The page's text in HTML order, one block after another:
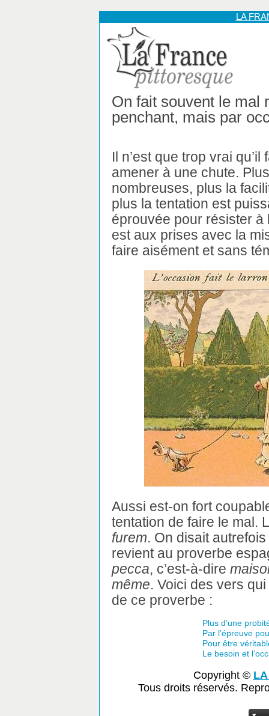
LA
On fait souvent le mal
penchant, mais par
Il n’est que trop vrai
amener à une chute.
nombreuses, plus la
plus la tentation est
éprouvée pour résister à
est aux prises avec la
faire aisément et sans
Aussi est-on fort
tentation de faire le mal.
furem. On disait
revient au proverbe
pecca, c’est-à-dire
même. Voici des vers
de ce proverbe :
Plus d’une
Par l’épreuve
Pour être
Le besoin et
Copyright ©
Tous droits réservés.